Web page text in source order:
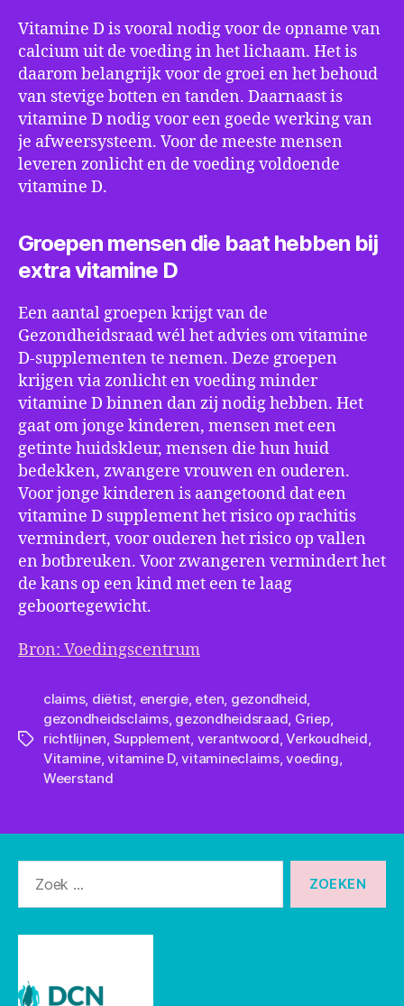
Vitamine D is vooral nodig voor de opname van
calcium uit de voeding in het lichaam. Het is
daarom belangrijk voor de groei en het behoud
van stevige botten en tanden. Daarnaast is
vitamine D nodig voor een goede werking van
je afweersysteem. Voor de meeste mensen
leveren zonlicht en de voeding voldoende
vitamine D.
Groepen mensen die baat hebben bij
extra vitamine D
Een aantal groepen krijgt van de
Gezondheidsraad wél het advies om vitamine
D-supplementen te nemen. Deze groepen
krijgen via zonlicht en voeding minder
vitamine D binnen dan zij nodig hebben. Het
gaat om jonge kinderen, mensen met een
getinte huidskleur, mensen die hun huid
bedekken, zwangere vrouwen en ouderen.
Voor jonge kinderen is aangetoond dat een
vitamine D supplement het risico op rachitis
vermindert, voor ouderen het risico op vallen
en botbreuken. Voor zwangeren vermindert het
de kans op een kind met een te laag
geboortegewicht.
Bron: Voedingscentrum
Tags
claims, diëtist, energie, eten, gezondheid,
gezondheidsclaims, gezondheidsraad, Griep,
richtlijnen, Supplement, verantwoord,Verkoudheid,
Vitamine,vitamine D,vitamineclaims,voeding,
Weerstand
naar: